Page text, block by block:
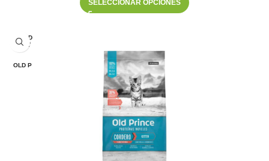
SELECCIONAR OPCIONES
SOLD
OUT
OLD P